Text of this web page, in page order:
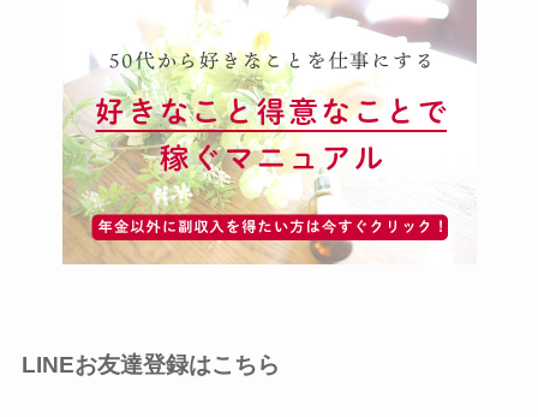
LINEお友達登録はこちら